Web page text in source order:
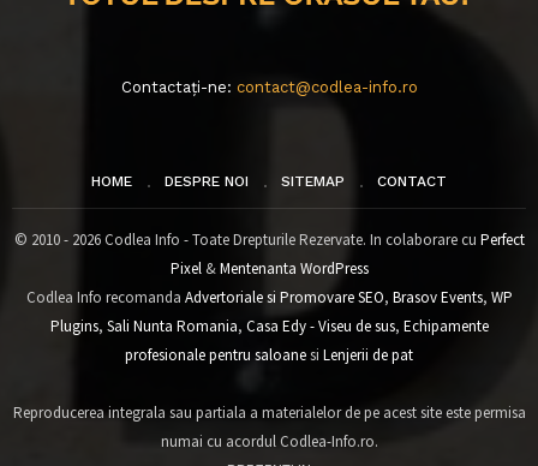
Contactați-ne: contact@codlea-info.ro
HOME DESPRE NOI SITEMAP CONTACT
© 2010 - 2026 Codlea Info - Toate Drepturile Rezervate. In colaborare cu Perfect
Pixel&Mentenanta WordPress
Codlea Info recomanda Advertoriale si Promovare SEO, Brasov Events, WP
Plugins, Sali Nunta Romania, Casa Edy - Viseu de sus, Echipamente
profesionale pentru saloanesi Lenjerii de pat
Reproducerea integrala sau partiala a materialelor de pe acest site este permisa
numai cu acordul Codlea-Info.ro.